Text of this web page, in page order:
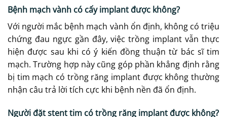
Bệnh mạch vành có cấy implant được không?
Với người mắc bệnh mạch vành ổn định, không có triệu
chứng đau ngực gần đây, việc trồng implant vẫn thực
hiện được sau khi có ý kiến đồng thuận từ bác sĩ tim
mạch. Trường hợp này cũng góp phần khẳng định rằng
bị tim mạch có trồng răng implant được không thường
nhận câu trả lời tích cực khi bệnh nền đã ổn định.
Người đặt stent tim có trồng răng implant được không?